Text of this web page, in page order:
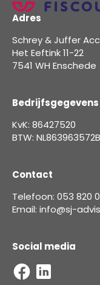
Adres
Schrey & Juffer
Het Eeftink 11-22
7541 WH Enschede
Bedrijfsgegevens
KvK: 86427520
BTW:
Contact
Telefoon: 053 820
Email: info@sj-
Social media